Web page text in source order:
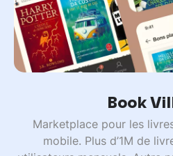
Book
Marketplace pour les
mobile. Plus d’1M de